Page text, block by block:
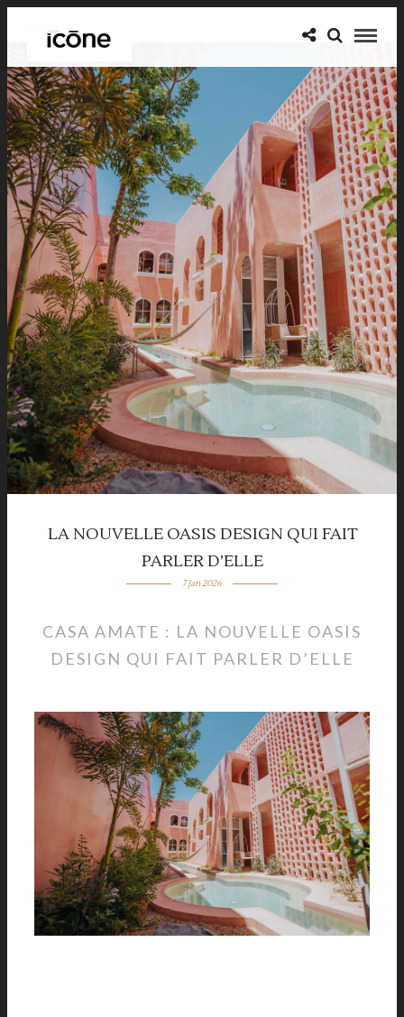
LA NOUVELLE OASIS DESIGN QUI FAIT
PARLER D’ELLE
7 Jan 2026
CASA AMATE : LA NOUVELLE OASIS
DESIGN QUI FAIT PARLER D’ELLE